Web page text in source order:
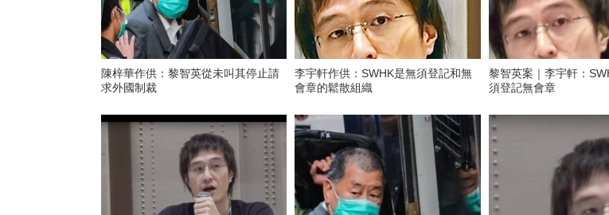
陳梓華作供：黎智英從未叫其停止請
求外國制裁
李宇軒作供：SWHK是無須登記和無
會章的鬆散組織
黎智英案｜李宇軒：
須登記無會章